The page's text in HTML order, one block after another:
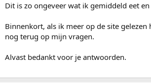
Dit is zo ongeveer wat ik gemiddeld eet
Binnenkort, als ik meer op de site gelezen
nog terug op mijn vragen.
Alvast bedankt voor je antwoorden.